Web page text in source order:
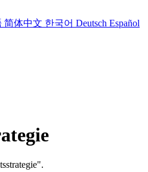
简体中文 한국어 Deutsch Español